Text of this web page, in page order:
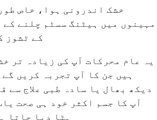
خشک اندرونی ہوا، خاص
مہینوں میں ہیٹنگ سسٹم چلنے کے
کے ٹشوز
یہ عام محرکات آپ کی زیادہ تر
ہیں جن کا آپ تجربہ کریں
دیکھ بھال یا سادہ طبی علاج سے
آپ کا جسم اکثر خود ہی صحت
ہٹا دیا جاتا